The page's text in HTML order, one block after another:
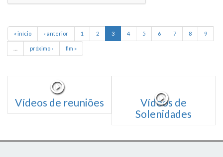
« início ‹ anterior 1 2 3 4 5 6 7 8 9
próximo › fim »
Vídeos de reuniões
Vídeos de
Solenidades